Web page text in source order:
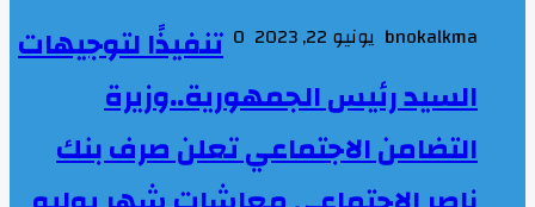
bnokalkma يونيو 22, 2023 0 تنفيذًا لتوجيهات
السيد رئيس الجمهورية..وزيرة
التضامن الاجتماعي تعلن صرف بنك